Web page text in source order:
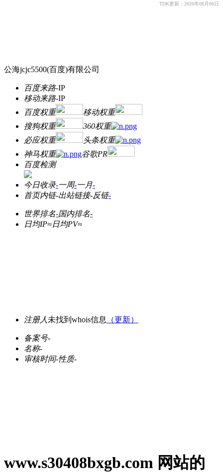
TDK更新：2026年08月06日
公海jcjc5500(百度)有限公司
百度来路-IP
移动来路-IP
百度权重
移动权重
搜狗权重
360权重
必应权重
头条权重
神马权重
谷歌PR
百度检测
今日收录-一周-一月-
首页内链-出站链接-反链-
世界排名-国内排名-
日均IP≈日均PV≈
注册人 未找到whois信息 （更新）
备案号-
名称-
审核时间-性质-
www.s30408bxgb.com 网站的